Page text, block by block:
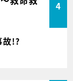
4
故!?